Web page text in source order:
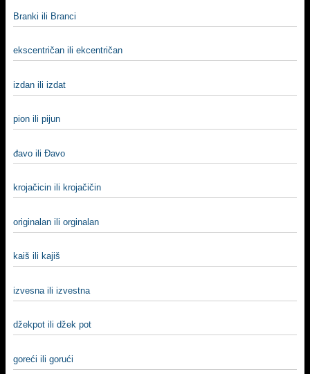
Branki ili Branci
ekscentričan ili ekcentričan
izdan ili izdat
pion ili pijun
đavo ili Đavo
krojačicin ili krojačičin
originalan ili orginalan
kaiš ili kajiš
izvesna ili izvestna
džekpot ili džek pot
goreći ili gorući